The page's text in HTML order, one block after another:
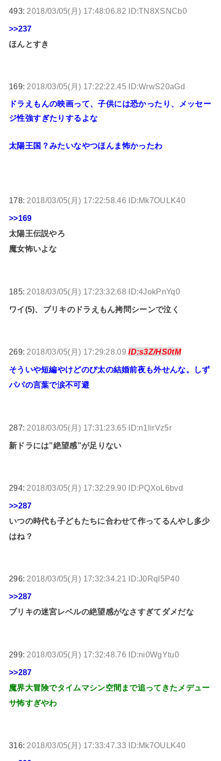
493: 2018/03/05(月) 17:48:06.82 ID:TN8XSNCb0
>>237
ほんとすき
169: 2018/03/05(月) 17:22:22.45 ID:WrwS20aGd
ドラえもんの映画って、子供には恐かったり、メッセー
ジ性強すぎたりするよな
太陽王国？みたいなやつほんま怖かったわ
178: 2018/03/05(月) 17:22:58.46 ID:Mk7OULK40
>>169
太陽王伝説やろ
魔女怖いよな
185: 2018/03/05(月) 17:23:32.68 ID:4JokPnYq0
ワイ(5)、ブリキのドラえもん拷問シーンで泣く
269: 2018/03/05(月) 17:29:28.09ID:s3Z/HS0tM
そういや短編やけどのび太の結婚前夜も外せんな。しず
パパの言葉で涙不可避
287: 2018/03/05(月) 17:31:23.65 ID:n1lirVz5r
新ドラには”絶望感”が足りない
294: 2018/03/05(月) 17:32:29.90 ID:PQXoL6bvd
>>287
いつの時代も子どもたちに合わせて作ってるんやし多少
はね？
296: 2018/03/05(月) 17:32:34.21 ID:J0RqI5P40
>>287
ブリキの迷宮レベルの絶望感がなさすぎてダメだな
299: 2018/03/05(月) 17:32:48.76 ID:ni0WgYtu0
>>287
魔界大冒険でタイムマシン空間まで追ってきたメデュー
サ怖すぎやわ
316: 2018/03/05(月) 17:33:47.33 ID:Mk7OULK40